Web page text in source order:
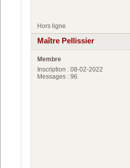
Hors ligne
Maître Pellissier
Membre
Inscription : 08-02-2022
Messages : 96